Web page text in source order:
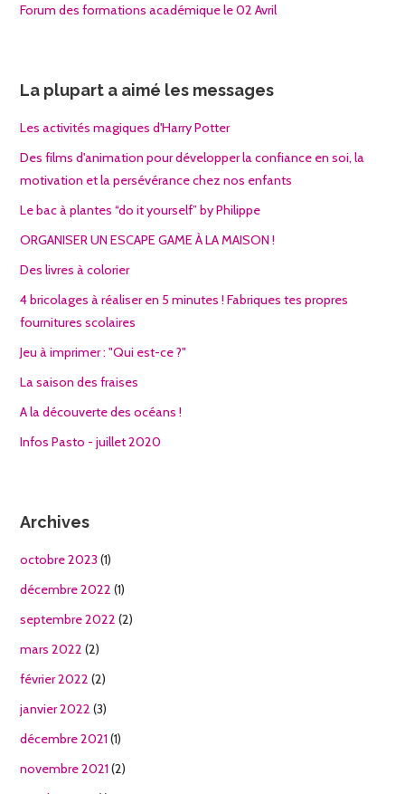
Forum des formations académique le 02 Avril
La plupart a aimé les messages
Les activités magiques d'Harry Potter
Des films d'animation pour développer la confiance en soi, la
motivation et la persévérance chez nos enfants
Le bac à plantes “do it yourself” by Philippe
ORGANISER UN ESCAPE GAME À LA MAISON !
Des livres à colorier
4 bricolages à réaliser en 5 minutes ! Fabriques tes propres
fournitures scolaires
Jeu à imprimer : "Qui est-ce ?"
La saison des fraises
A la découverte des océans !
Infos Pasto - juillet 2020
Archives
octobre 2023 (1)
décembre 2022 (1)
septembre 2022 (2)
mars 2022 (2)
février 2022 (2)
janvier 2022 (3)
décembre 2021 (1)
novembre 2021 (2)